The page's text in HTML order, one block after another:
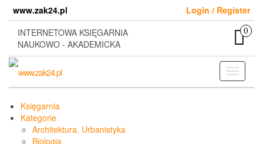
content
www.zak24.pl
Login / Register
INTERNETOWA KSIĘGARNIA
NAUKOWO - AKADEMICKA
0
Toggle
Księgarnia
Kategorie
Architektura, Urbanistyka
Biologia